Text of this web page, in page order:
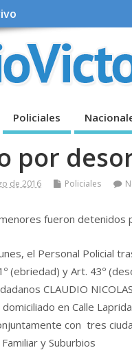
Policiales
por
de 2016 Policiales
fueron detenidos
el Personal Policial
(ebriedad) y Art. 43º
CLAUDIO
en Calle
con tres
y Suburbios